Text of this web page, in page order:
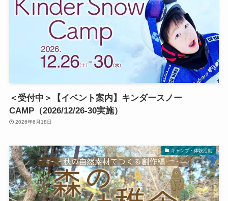
＜受付中＞【イベント案内】キンダースノー
CAMP（2026/12/26-30実施）
2026年6月18日
キャンプ・体験活動